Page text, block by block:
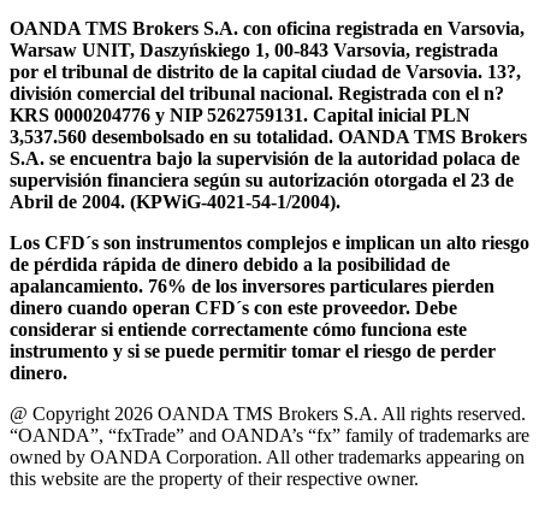
OANDA TMS Brokers S.A. con oficina registrada en Varsovia,
Warsaw UNIT, Daszyńskiego 1, 00-843 Varsovia, registrada
por el tribunal de distrito de la capital ciudad de Varsovia. 13?,
división comercial del tribunal nacional. Registrada con el n?
KRS 0000204776 y NIP 5262759131. Capital inicial PLN
3,537.560 desembolsado en su totalidad. OANDA TMS Brokers
S.A. se encuentra bajo la supervisión de la autoridad polaca de
supervisión financiera según su autorización otorgada el 23 de
Abril de 2004. (KPWiG-4021-54-1/2004).
Los CFD´s son instrumentos complejos e implican un alto riesgo
de pérdida rápida de dinero debido a la posibilidad de
apalancamiento. 76% de los inversores particulares pierden
dinero cuando operan CFD´s con este proveedor. Debe
considerar si entiende correctamente cómo funciona este
instrumento y si se puede permitir tomar el riesgo de perder
dinero.
@ Copyright 2026 OANDA TMS Brokers S.A. All rights reserved.
“OANDA”, “fxTrade” and OANDA’s “fx” family of trademarks are
owned by OANDA Corporation. All other trademarks appearing on
this website are the property of their respective owner.